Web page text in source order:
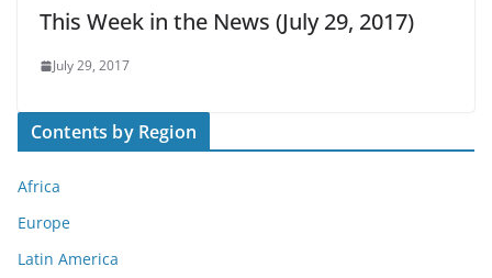
This Week in the News (July 29, 2017)
July 29, 2017
Contents by Region
Africa
Europe
Latin America